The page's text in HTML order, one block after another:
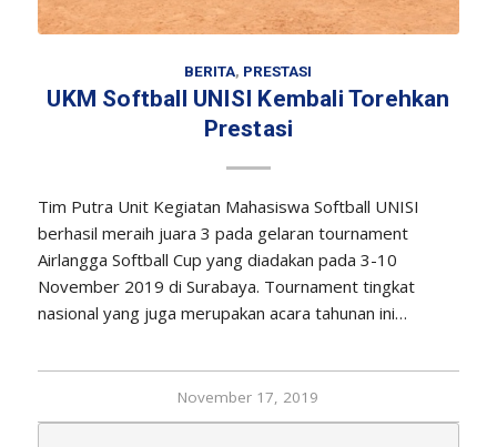
BERITA, PRESTASI
UKM Softball UNISI Kembali Torehkan
Prestasi
Tim Putra Unit Kegiatan Mahasiswa Softball UNISI
berhasil meraih juara 3 pada gelaran tournament
Airlangga Softball Cup yang diadakan pada 3-10
November 2019 di Surabaya. Tournament tingkat
nasional yang juga merupakan acara tahunan ini…
November 17, 2019